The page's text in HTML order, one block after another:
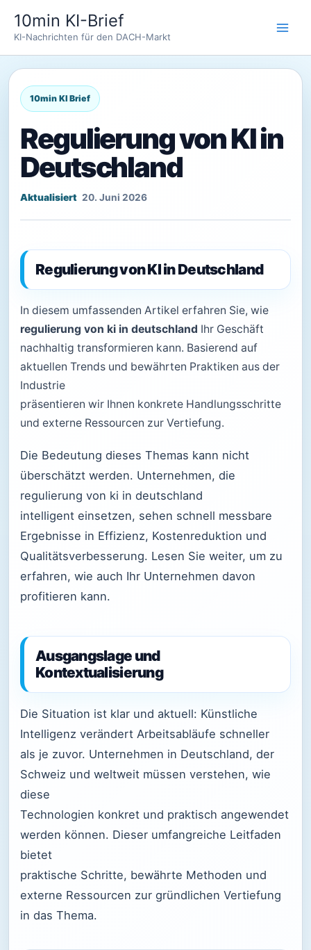
Inhalt
springen
10min KI-Brief
KI-Nachrichten für den DACH-Markt
Regulierung von KI in
Deutschland
20. Juni 2026
Regulierung von KI in Deutschland
In diesem umfassenden Artikel erfahren Sie, wie
regulierung von ki in deutschland Ihr Geschäft
nachhaltig transformieren kann. Basierend auf
aktuellen Trends und bewährten Praktiken aus der
Industrie
präsentieren wir Ihnen konkrete Handlungsschritte
und externe Ressourcen zur Vertiefung.
Die Bedeutung dieses Themas kann nicht
überschätzt werden. Unternehmen, die
regulierung von ki in deutschland
intelligent einsetzen, sehen schnell messbare
Ergebnisse in Effizienz, Kostenreduktion und
Qualitätsverbesserung. Lesen Sie weiter, um zu
erfahren, wie auch Ihr Unternehmen davon
profitieren kann.
Ausgangslage und
Kontextualisierung
Die Situation ist klar und aktuell: Künstliche
Intelligenz verändert Arbeitsabläufe schneller
als je zuvor. Unternehmen in Deutschland, der
Schweiz und weltweit müssen verstehen, wie
diese
Technologien konkret und praktisch angewendet
werden können. Dieser umfangreiche Leitfaden
bietet
praktische Schritte, bewährte Methoden und
externe Ressourcen zur gründlichen Vertiefung
in das Thema.